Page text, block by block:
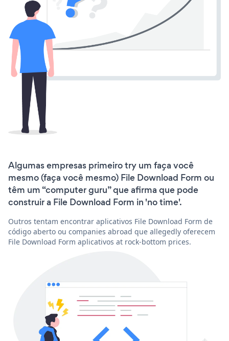
Algumas empresas primeiro try um faça você
mesmo (faça você mesmo) File Download Form ou
têm um “computer guru” que afirma que pode
construir a File Download Form in 'no time'.
Outros tentam encontrar aplicativos File Download Form de
código aberto ou companies abroad que allegedly oferecem
File Download Form aplicativos at rock-bottom prices.